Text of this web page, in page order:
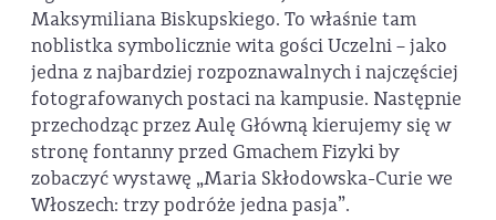
Maksymiliana Biskupskiego. To właśnie tam
noblistka symbolicznie wita gości Uczelni – jako
jedna z najbardziej rozpoznawalnych i najczęściej
fotografowanych postaci na kampusie. Następnie
przechodząc przez Aulę Główną kierujemy się w
stronę fontanny przed Gmachem Fizyki by
zobaczyć wystawę „Maria Skłodowska-Curie we
Włoszech: trzy podróże jedna pasja”.